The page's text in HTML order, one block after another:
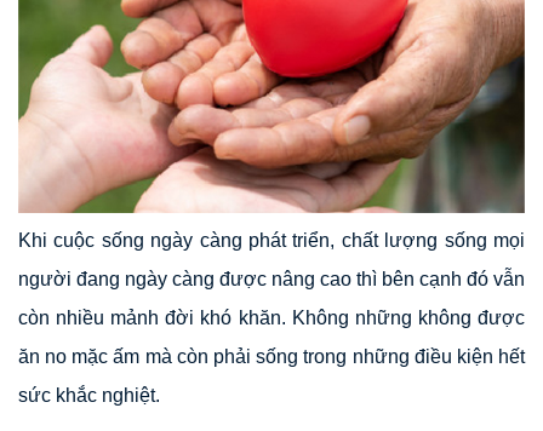
Khi cuộc sống ngày càng phát triển, chất lượng sống mọi
người đang ngày càng được nâng cao thì bên cạnh đó vẫn
còn nhiều mảnh đời khó khăn. Không những không được
ăn no mặc ấm mà còn phải sống trong những điều kiện hết
sức khắc nghiệt.